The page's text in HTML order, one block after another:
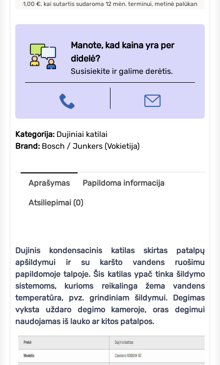
€, kai sutartis sudaroma12mėn. terminui, metinė palūkanų norma –9,90
Manote, kad kaina yra per
didelė?
Susisiekite ir galime derėtis.
Kategorija: Dujiniai katilai
Brand: Bosch / Junkers (Vokietija)
Aprašymas Papildoma informacija
Atsiliepimai (0)
Dujinis kondensacinis katilas skirtas patalpų
apšildymui ir su karšto vandens ruošimu
papildomoje talpoje. Šis katilas ypač tinka šildymo
sistemoms, kurioms reikalinga žema vandens
temperatūra, pvz. grindiniam šildymui. Degimas
vyksta uždaro degimo kameroje, oras degimui
naudojamas iš lauko ar kitos patalpos.